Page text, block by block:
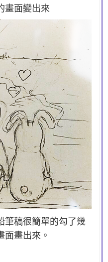
畫面變出來
筆稿很簡單的勾了幾
畫出來。